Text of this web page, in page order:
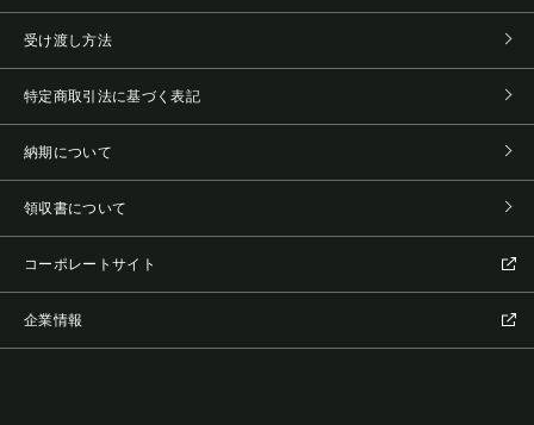
受け渡し方法
特定商取引法に基づく表記
納期について
領収書について
コーポレートサイト
企業情報